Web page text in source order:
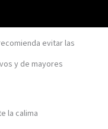
evitar las
y de mayores